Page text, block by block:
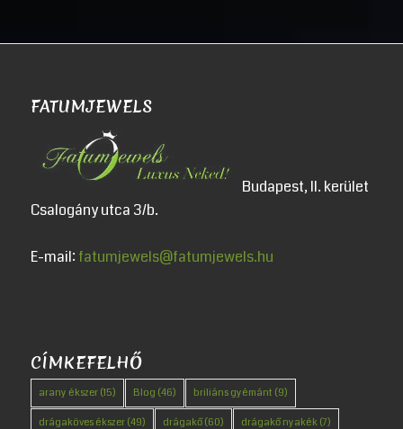
FATUMJEWELS
Budapest, II. kerület
Csalogány utca 3/b.
E-mail: fatumjewels@fatumjewels.hu
CÍMKEFELHŐ
arany ékszer(15) Blog (46) briliáns gyémánt (9)
drágaköves ékszer(49) drágakő(60) drágakő nyakék(7)